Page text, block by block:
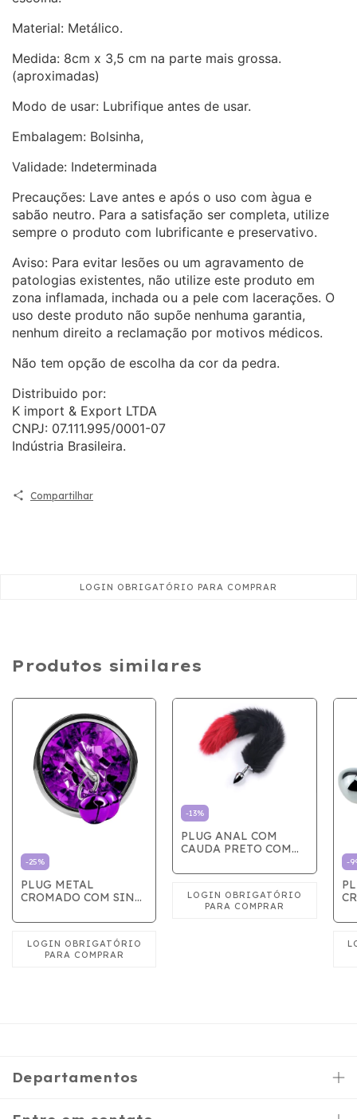
Material: Metálico.
Medida: 8cm x 3,5 cm na parte mais grossa.
(aproximadas)
Modo de usar: Lubrifique antes de usar.
Embalagem: Bolsinha,
Validade: Indeterminada
Precauções: Lave antes e após o uso com àgua e
sabão neutro. Para a satisfação ser completa, utilize
sempre o produto com lubrificante e preservativo.
Aviso: Para evitar lesões ou um agravamento de
patologias existentes, não utilize este produto em
zona inflamada, inchada ou a pele com lacerações. O
uso deste produto não supõe nenhuma garantia,
nenhum direito a reclamação por motivos médicos.
Não tem opção de escolha da cor da pedra.
Distribuido por:
K import & Export LTDA
CNPJ: 07.111.995/0001-07
Indústria Brasileira.
Compartilhar
Produtos similares
-25%
PLUG METAL
CROMADO COM SINO
-13%
PLUG ANAL COM
CAUDA PRETO COM
-
Departamentos